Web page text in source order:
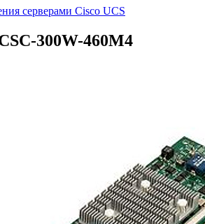
серверами Cisco UCS
300W-460M4